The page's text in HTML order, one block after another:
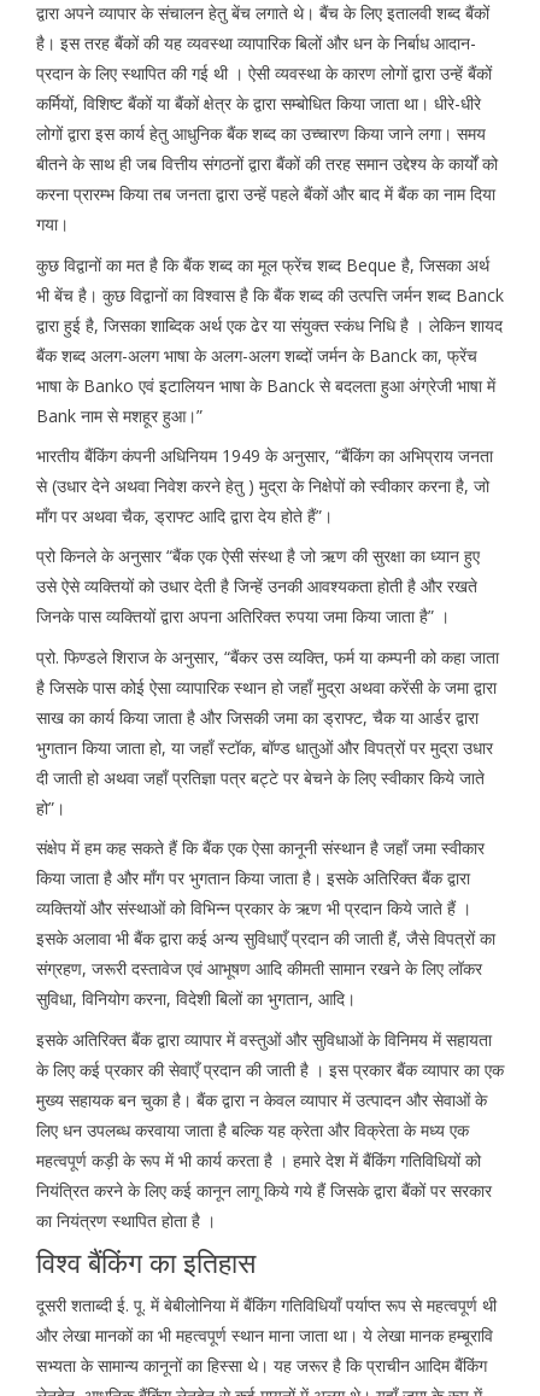
द्वारा अपने व्यापार के संचालन हेतु बेंच लगाते थे। बैंच के लिए इतालवी शब्द बैंकों
है। इस तरह बैंकों की यह व्यवस्था व्यापारिक बिलों और धन के निर्बाध आदान-
प्रदान के लिए स्थापित की गई थी । ऐसी व्यवस्था के कारण लोगों द्वारा उन्हें बैंकों
कर्मियों, विशिष्ट बैंकों या बैंकों क्षेत्र के द्वारा सम्बोधित किया जाता था। धीरे-धीरे
लोगों द्वारा इस कार्य हेतु आधुनिक बैंक शब्द का उच्चारण किया जाने लगा। समय
बीतने के साथ ही जब वित्तीय संगठनों द्वारा बैंकों की तरह समान उद्देश्य के कार्यों को
करना प्रारम्भ किया तब जनता द्वारा उन्हें पहले बैंकों और बाद में बैंक का नाम दिया
गया।
कुछ विद्वानों का मत है कि बैंक शब्द का मूल फ्रेंच शब्द Beque है, जिसका अर्थ
भी बेंच है। कुछ विद्वानों का विश्वास है कि बैंक शब्द की उत्पत्ति जर्मन शब्द Banck
द्वारा हुई है, जिसका शाब्दिक अर्थ एक ढेर या संयुक्त स्कंध निधि है । लेकिन शायद
बैंक शब्द अलग-अलग भाषा के अलग-अलग शब्दों जर्मन के Banck का, फ्रेंच
भाषा के Banko एवं इटालियन भाषा के Banck से बदलता हुआ अंग्रेजी भाषा में
Bank नाम से मशहूर हुआ।”
भारतीय बैंकिंग कंपनी अधिनियम 1949 के अनुसार, “बैंकिंग का अभिप्राय जनता
से (उधार देने अथवा निवेश करने हेतु ) मुद्रा के निक्षेपों को स्वीकार करना है, जो
माँग पर अथवा चैक, ड्राफ्ट आदि द्वारा देय होते हैं”।
प्रो किनले के अनुसार “बैंक एक ऐसी संस्था है जो ऋण की सुरक्षा का ध्यान हुए
उसे ऐसे व्यक्तियों को उधार देती है जिन्हें उनकी आवश्यकता होती है और रखते
जिनके पास व्यक्तियों द्वारा अपना अतिरिक्त रुपया जमा किया जाता है” ।
प्रो. फिण्डले शिराज के अनुसार, “बैंकर उस व्यक्ति, फर्म या कम्पनी को कहा जाता
है जिसके पास कोई ऐसा व्यापारिक स्थान हो जहाँ मुद्रा अथवा करेंसी के जमा द्वारा
साख का कार्य किया जाता है और जिसकी जमा का ड्राफ्ट, चैक या आर्डर द्वारा
भुगतान किया जाता हो, या जहाँ स्टॉक, बॉण्ड धातुओं और विपत्रों पर मुद्रा उधार
दी जाती हो अथवा जहाँ प्रतिज्ञा पत्र बट्टे पर बेचने के लिए स्वीकार किये जाते
हो”।
संक्षेप में हम कह सकते हैं कि बैंक एक ऐसा कानूनी संस्थान है जहाँ जमा स्वीकार
किया जाता है और माँग पर भुगतान किया जाता है। इसके अतिरिक्त बैंक द्वारा
व्यक्तियों और संस्थाओं को विभिन्न प्रकार के ऋण भी प्रदान किये जाते हैं ।
इसके अलावा भी बैंक द्वारा कई अन्य सुविधाएँ प्रदान की जाती हैं, जैसे विपत्रों का
संग्रहण, जरूरी दस्तावेज एवं आभूषण आदि कीमती सामान रखने के लिए लॉकर
सुविधा, विनियोग करना, विदेशी बिलों का भुगतान, आदि।
इसके अतिरिक्त बैंक द्वारा व्यापार में वस्तुओं और सुविधाओं के विनिमय में सहायता
के लिए कई प्रकार की सेवाएँ प्रदान की जाती है । इस प्रकार बैंक व्यापार का एक
मुख्य सहायक बन चुका है। बैंक द्वारा न केवल व्यापार में उत्पादन और सेवाओं के
लिए धन उपलब्ध करवाया जाता है बल्कि यह क्रेता और विक्रेता के मध्य एक
महत्वपूर्ण कड़ी के रूप में भी कार्य करता है । हमारे देश में बैंकिंग गतिविधियों को
नियंत्रित करने के लिए कई कानून लागू किये गये हैं जिसके द्वारा बैंकों पर सरकार
का नियंत्रण स्थापित होता है ।
विश्व बैंकिंग का इतिहास
दूसरी शताब्दी ई. पू. में बेबीलोनिया में बैंकिंग गतिविधियाँ पर्याप्त रूप से महत्वपूर्ण थी
और लेखा मानकों का भी महत्वपूर्ण स्थान माना जाता था। ये लेखा मानक हम्बूरावि
सभ्यता के सामान्य कानूनों का हिस्सा थे। यह जरूर है कि प्राचीन आदिम बैंकिंग